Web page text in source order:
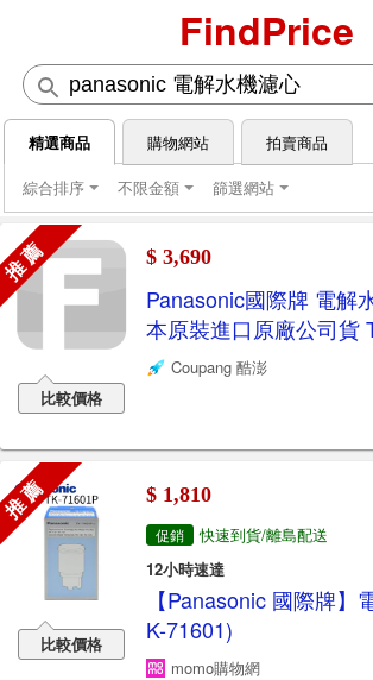
FindPrice
精選商品 購物網站
拍賣商品
綜合排序
不限金額 篩選網站
薦
比較價格
$ 3,690
Panasonic國際牌 電解
本原裝進口原廠公司貨
Coupang 酷澎
薦
比較價格
$ 1,810
促銷
快速到貨/離島配送
12小時速達
【Panasonic 國際牌】
K-71601)
momo購物網